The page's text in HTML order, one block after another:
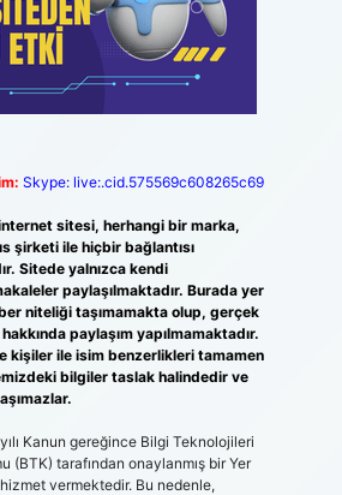
Skype: live:.cid.575569c608265c69
sitesi, herhangi bir marka,
şirketi ile hiçbir bağlantısı
Sitede yalnızca kendi
paylaşılmaktadır. Burada yer
niteliği taşımamakta olup, gerçek
paylaşım yapılmamaktadır.
kişiler ile isim benzerlikleri tamamen
bilgiler taslak halindedir ve
Kanun gereğince Bilgi Teknolojileri
(BTK) tarafından onaylanmış bir Yer
vermektedir. Bu nedenle,